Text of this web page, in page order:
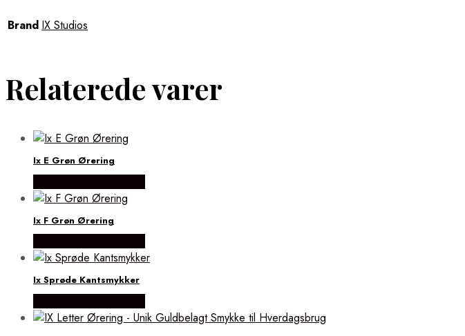
Brand IX Studios
Relaterede varer
Ix E Grøn Ørering
Ix F Grøn Ørering
Ix Sprøde Kantsmykker